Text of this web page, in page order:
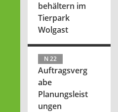
behältern im
Tierpark
Wolgast
N 22
Auftragsverg
abe
Planungsleist
ungen